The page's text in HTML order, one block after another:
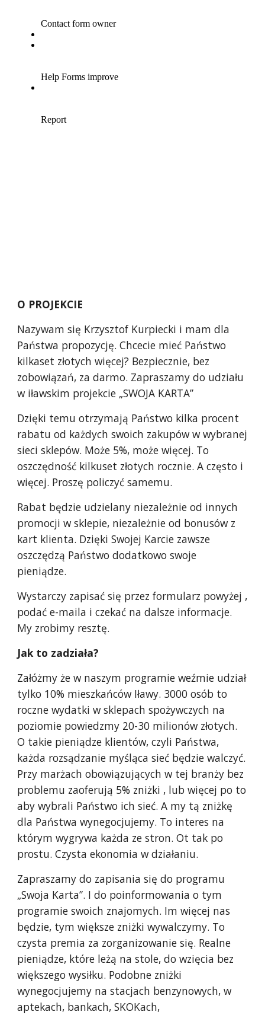
O PROJEKCIE
Nazywam się Krzysztof Kurpiecki i mam dla
Państwa propozycję. Chcecie mieć Państwo
kilkaset złotych więcej? Bezpiecznie, bez
zobowiązań, za darmo. Zapraszamy do udziału
w iławskim projekcie „SWOJA KARTA”
Dzięki temu otrzymają Państwo kilka procent
rabatu od każdych swoich zakupów w wybranej
sieci sklepów. Może 5%, może więcej. To
oszczędność kilkuset złotych rocznie. A często i
więcej. Proszę policzyć samemu.
Rabat będzie udzielany niezależnie od innych
promocji w sklepie, niezależnie od bonusów z
kart klienta. Dzięki Swojej Karcie zawsze
oszczędzą Państwo dodatkowo swoje
pieniądze.
Wystarczy zapisać się przez formularz powyżej ,
podać e-maila i czekać na dalsze informacje.
My zrobimy resztę.
Jak to zadziała?
Załóżmy że w naszym programie weźmie udział
tylko 10% mieszkańców Iławy. 3000 osób to
roczne wydatki w sklepach spożywczych na
poziomie powiedzmy 20-30 milionów złotych.
O takie pieniądze klientów, czyli Państwa,
każda rozsądzanie myśląca sieć będzie walczyć.
Przy marżach obowiązujących w tej branży bez
problemu zaoferują 5% zniżki , lub więcej po to
aby wybrali Państwo ich sieć. A my tą zniżkę
dla Państwa wynegocjujemy. To interes na
którym wygrywa każda ze stron. Ot tak po
prostu. Czysta ekonomia w działaniu.
Zapraszamy do zapisania się do programu
„Swoja Karta”. I do poinformowania o tym
programie swoich znajomych. Im więcej nas
będzie, tym większe zniżki wywalczymy. To
czysta premia za zorganizowanie się. Realne
pieniądze, które leżą na stole, do wzięcia bez
większego wysiłku. Podobne zniżki
wynegocjujemy na stacjach benzynowych, w
aptekach, bankach, SKOKach,